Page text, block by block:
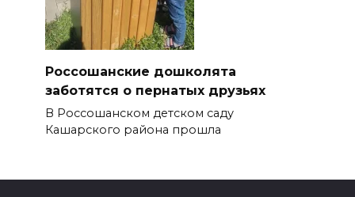
Россошанские дошколята
заботятся о пернатых друзьях
В Россошанском детском саду
Кашарского района прошла